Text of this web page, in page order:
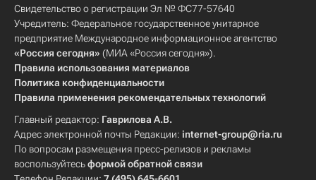
Свидетельство о регистрации Эл № ФС77-57640
Учредитель: Федеральное государственное унитарное
предприятие Международное информационное агентство
«Россия сегодня» (МИА «Россия сегодня»).
Правила использования материалов
Политика конфиденциальности
Правила применения рекомендательных технологий
Главный редактор: Гаврилова А.В.
Адрес электронной почты Редакции: internet-group@ria.ru
По вопросам размещения пресс-релизов и рекламы
воспользуйтесьформой обратной связи